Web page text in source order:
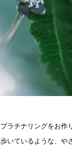
ラチナリングをお作
いているような、や